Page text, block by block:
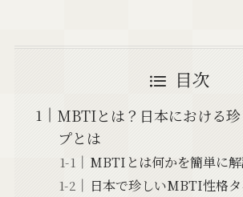
目次
MBTIとは？日本における珍
プとは
MBTIとは何かを簡単に
日本で珍しいMBTI性格